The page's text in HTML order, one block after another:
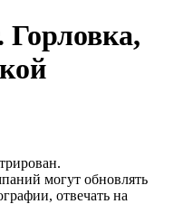
могут обновлять
отвечать на